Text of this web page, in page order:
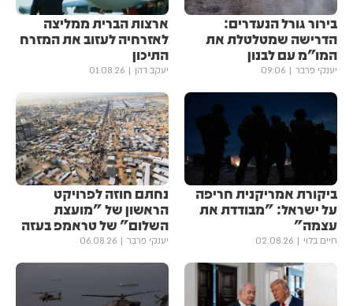
בירור גורל הנעדרים:
הדרישה שמטלטלת את
המו"מ עם לבנון
יענקי פרבר 09:06
ארצות הברית ממליצה
לאזרחיה לעזוב את המזרח
התיכון
יעקב דהן 01.08.26
ביקורת אמריקנית חריפה
על ישראל: "מבודדת את
עצמה"
חיים בלוי 02.08.26
נחתם חוזה לפרויקט
הראשון של "מועצת
השלום" של טראמפ בעזה
יענקי פרבר 06.08.26